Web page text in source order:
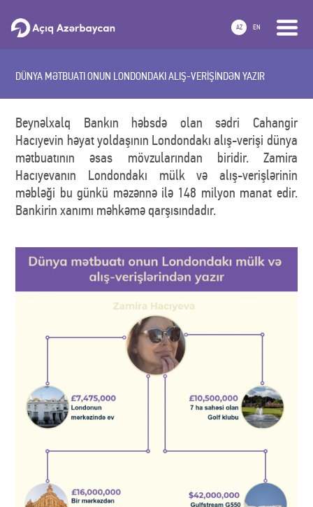
AZ EN
DÜNYA MƏTBUATI ONUN LONDONDAKI ALIŞ-VERİŞİNDƏN YAZIR
Beynəlxalq Bankın həbsdə olan sədri Cahangir
Hacıyevin həyat yoldaşının Londondakı alış-verişi dünya
mətbuatının əsas mövzularından biridir. Zamira
Hacıyevanın Londondakı mülk və alış-verişlərinin
məbləği bu günkü məzənnə ilə 148 milyon manat edir.
Bankirin xanımı məhkəmə qarşısındadır.